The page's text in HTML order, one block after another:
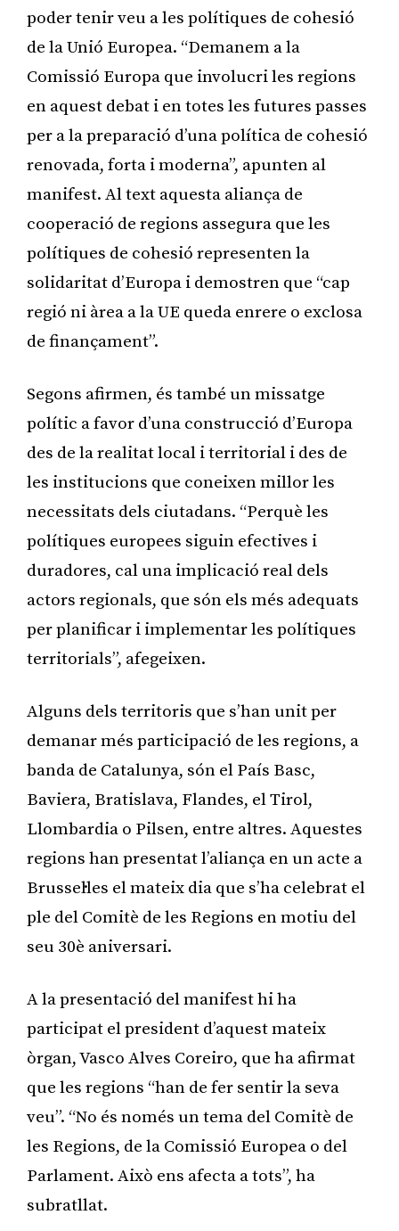
poder tenir veu a les polítiques de cohesió
de la Unió Europea. “Demanem a la
Comissió Europa que involucri les regions
en aquest debat i en totes les futures passes
per a la preparació d’una política de cohesió
renovada, forta i moderna”, apunten al
manifest. Al text aquesta aliança de
cooperació de regions assegura que les
polítiques de cohesió representen la
solidaritat d’Europa i demostren que “cap
regió ni àrea a la UE queda enrere o exclosa
de finançament”.
Segons afirmen, és també un missatge
polític a favor d’una construcció d’Europa
des de la realitat local i territorial i des de
les institucions que coneixen millor les
necessitats dels ciutadans. “Perquè les
polítiques europees siguin efectives i
duradores, cal una implicació real dels
actors regionals, que són els més adequats
per planificar i implementar les polítiques
territorials”, afegeixen.
Alguns dels territoris que s’han unit per
demanar més participació de les regions, a
banda de Catalunya, són el País Basc,
Baviera, Bratislava, Flandes, el Tirol,
Llombardia o Pilsen, entre altres. Aquestes
regions han presentat l’aliança en un acte a
Brussel·les el mateix dia que s’ha celebrat el
ple del Comitè de les Regions en motiu del
seu 30è aniversari.
A la presentació del manifest hi ha
participat el president d’aquest mateix
òrgan, Vasco Alves Coreiro, que ha afirmat
que les regions “han de fer sentir la seva
veu”. “No és només un tema del Comitè de
les Regions, de la Comissió Europea o del
Parlament. Això ens afecta a tots”, ha
subratllat.